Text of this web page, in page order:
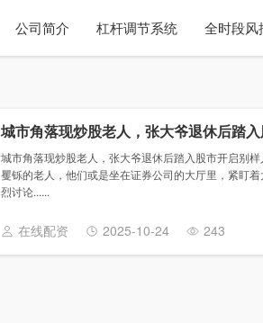
公司简介 杠杆调节系统 全时段风
城市角落现炒股老人，张大爷退休后踏
城市角落现炒股老人，张大爷退休后踏入股市开启别
矍铄的老人，他们或是坐在证券公司的大厅里，紧盯
烈讨论......
在线配资 2025-10-24 243